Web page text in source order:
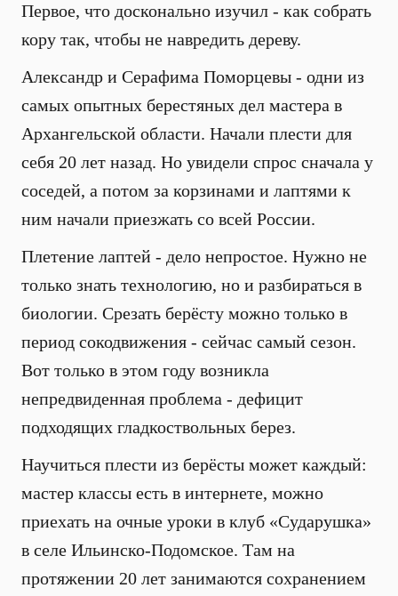
Первое, что досконально изучил - как собрать
кору так, чтобы не навредить дереву.
Александр и Серафима Поморцевы - одни из
самых опытных берестяных дел мастера в
Архангельской области. Начали плести для
себя 20 лет назад. Но увидели спрос сначала у
соседей, а потом за корзинами и лаптями к
ним начали приезжать со всей России.
Плетение лаптей - дело непростое. Нужно не
только знать технологию, но и разбираться в
биологии. Срезать берёсту можно только в
период сокодвижения - сейчас самый сезон.
Вот только в этом году возникла
непредвиденная проблема - дефицит
подходящих гладкоствольных берез.
Научиться плести из берёсты может каждый:
мастер классы есть в интернете, можно
приехать на очные уроки в клуб «Сударушка»
в селе Ильинско-Подомское. Там на
протяжении 20 лет занимаются сохранением